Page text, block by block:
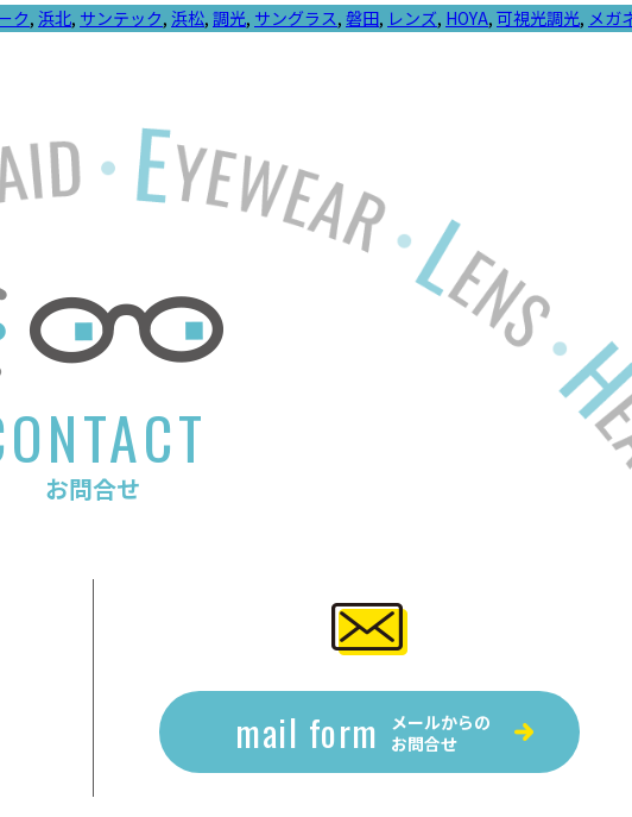
ク, 浜北, サンテック, 浜松, 調光, サングラス, 磐田, レンズ, HOYA, 可視光調光, メガ
お問合せ
mail form
メールからの
お問合せ